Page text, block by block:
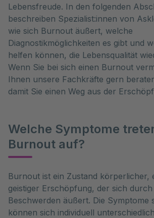
Lebensfreude. In den folgenden
beschreiben Spezialist:innen von
wie sich Burnout äußert, welche
Diagnostikmöglichkeiten es gibt und
helfen können, die Lebensqualität
Wenn Sie bei sich einen Burnout
Ihnen unsere Fachkräfte gern
damit Sie einen Weg aus der
Welche Symptome
Burnout auf?
Burnout ist ein Zustand körperlicher,
geistiger Erschöpfung, der sich
Beschwerden äußert. Die Symptome
können sich individuell